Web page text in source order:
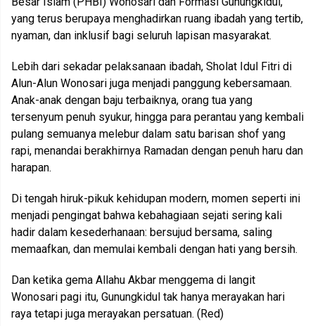
yang terus berupaya menghadirkan ruang ibadah yang tertib,
nyaman, dan inklusif bagi seluruh lapisan masyarakat.
Lebih dari sekadar pelaksanaan ibadah, Sholat Idul Fitri di
Alun-Alun Wonosari juga menjadi panggung kebersamaan.
Anak-anak dengan baju terbaiknya, orang tua yang
tersenyum penuh syukur, hingga para perantau yang kembali
pulang semuanya melebur dalam satu barisan shof yang
rapi, menandai berakhirnya Ramadan dengan penuh haru dan
harapan.
Di tengah hiruk-pikuk kehidupan modern, momen seperti ini
menjadi pengingat bahwa kebahagiaan sejati sering kali
hadir dalam kesederhanaan: bersujud bersama, saling
memaafkan, dan memulai kembali dengan hati yang bersih.
Dan ketika gema Allahu Akbar menggema di langit
Wonosari pagi itu, Gunungkidul tak hanya merayakan hari
raya tetapi juga merayakan persatuan. (Red)